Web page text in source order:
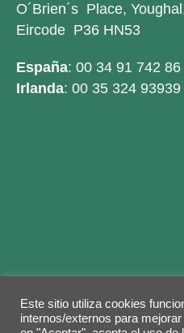
O´Brien´s Place,
Eircode P36 HN53
España: 00 34 91 742 86
Irlanda: 00 35 324 93939
Legal warning
Este sitio utiliza cookies
internos/externos para